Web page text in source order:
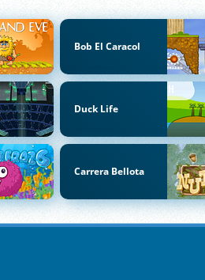
Bob El Caracol
Duck Life
Carrera Bellota